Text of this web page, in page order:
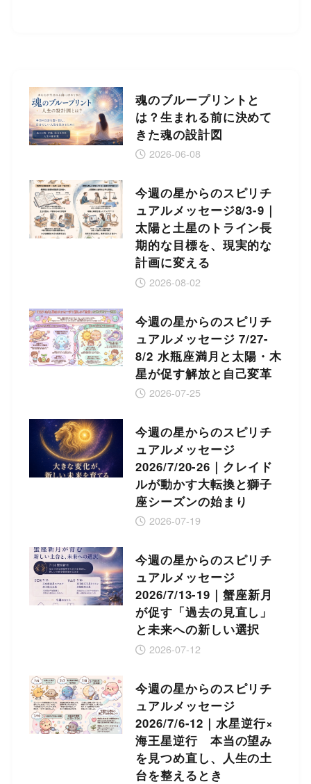
魂のブループリントと
は？生まれる前に決めて
きた魂の設計図
2026-06-08
今週の星からのスピリチ
ュアルメッセージ8/3-9｜
太陽と土星のトライン長
期的な目標を、現実的な
計画に変える
2026-08-02
今週の星からのスピリチ
ュアルメッセージ 7/27-
8/2 水瓶座満月と太陽・木
星が促す解放と自己変革
2026-07-25
今週の星からのスピリチ
ュアルメッセージ
2026/7/20-26｜クレイド
ルが動かす大転換と獅子
座シーズンの始まり
2026-07-19
今週の星からのスピリチ
ュアルメッセージ
2026/7/13-19｜蟹座新月
が促す「過去の見直し」
と未来への新しい選択
2026-07-12
今週の星からのスピリチ
ュアルメッセージ
2026/7/6-12｜水星逆行×
海王星逆行 本当の望み
を見つめ直し、人生の土
台を整えるとき